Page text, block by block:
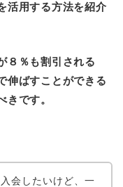
活用する方法を紹介
８％も割引される
伸ばすことができる
きです。
会したいけど、一